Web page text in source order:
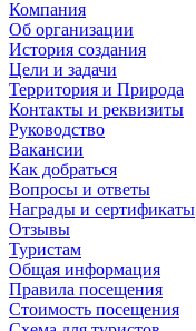
Компания
Об организации
История создания
Цели и задачи
Территория и Природа
Контакты и реквизиты
Руководство
Вакансии
Как добраться
Вопросы и ответы
Награды и сертификаты
Отзывы
Туристам
Общая информация
Правила посещения
Стоимость посещения